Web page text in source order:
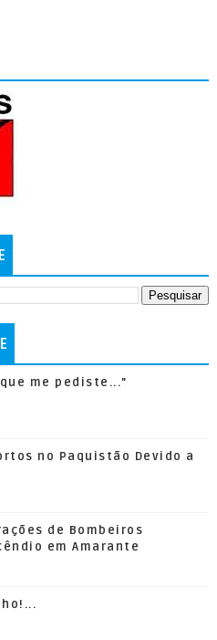
me pediste..."
no Paquistão Devido a
de Bombeiros
em Amarante